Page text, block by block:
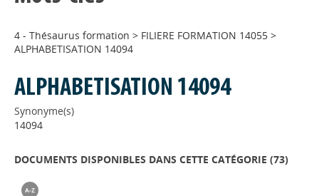
4 - Thésaurus formation > FILIERE FORMATION 14055 >
ALPHABETISATION 14094
ALPHABETISATION 14094
Synonyme(s)
14094
DOCUMENTS DISPONIBLES DANS CETTE CATÉGORIE (73)